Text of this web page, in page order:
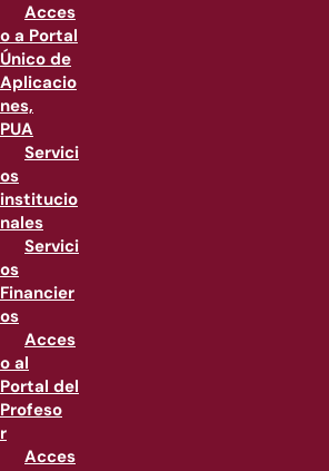
Acces
o a Portal
Único de
Aplicacio
nes,
PUA
Servici
os
institucio
nales
Servici
os
Financier
os
Acces
o al
Portal del
Profeso
r
Acces